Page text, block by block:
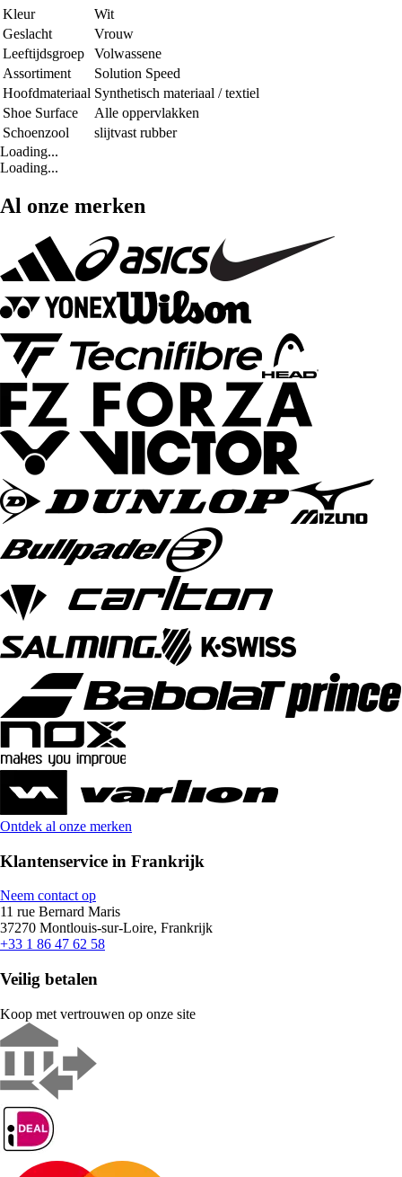
Kleur
Wit
Geslacht
Vrouw
Leeftijdsgroep
Volwassene
Assortiment
Solution Speed
Hoofdmateriaal Synthetisch materiaal / textiel
Shoe Surface
Alle oppervlakken
Schoenzool
slijtvast rubber
Loading...
Loading...
Al onze merken
Ontdek al onze merken
Klantenservice in Frankrijk
Neem contact op
11 rue Bernard Maris
37270 Montlouis-sur-Loire, Frankrijk
+33 1 86 47 62 58
Veilig betalen
Koop met vertrouwen op onze site